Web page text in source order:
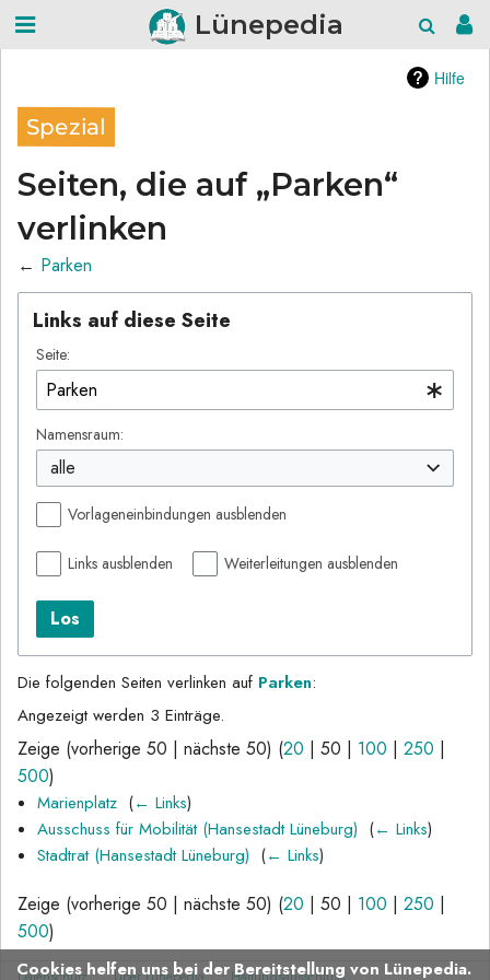
Lünepedia
Hilfe
Spezial
Seiten, die auf „Parken“
verlinken
← Parken
Links auf diese Seite
Seite:
Namensraum:
alle
Vorlageneinbindungen ausblenden
Links ausblenden Weiterleitungen ausblenden
Los
Die folgenden Seiten verlinken auf Parken:
Angezeigt werden 3 Einträge.
Zeige (vorherige 50 | nächste 50) (20 | 50 | 100 | 250 |
500)
Marienplatz‎ (← Links)
Ausschuss für Mobilität (Hansestadt Lüneburg) (← Links)
Stadtrat (Hansestadt Lüneburg) (← Links)
Zeige (vorherige 50 | nächste 50) (20 | 50 | 100 | 250 |
500)
Cookies helfen uns bei der Bereitstellung von Lünepedia.